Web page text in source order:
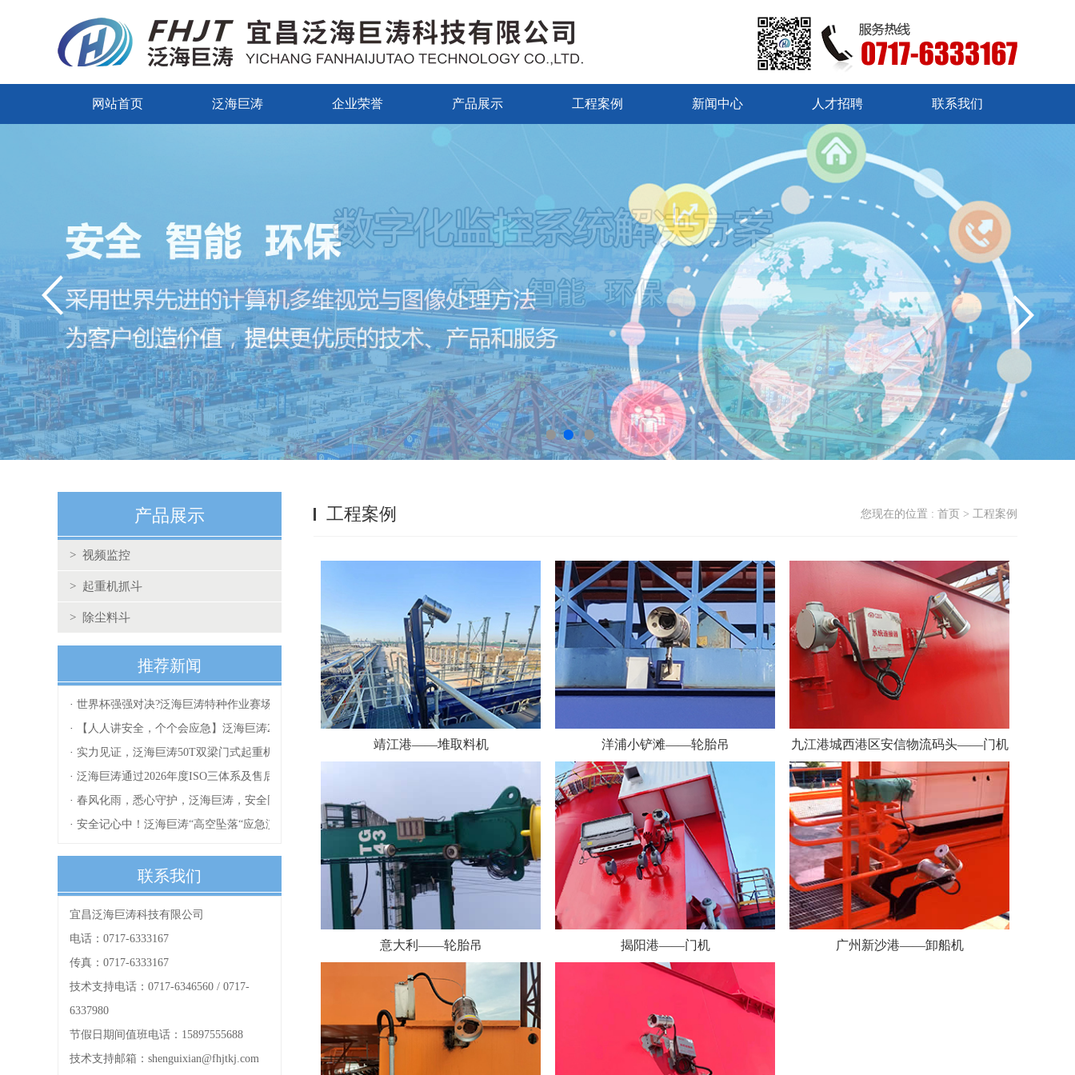
网站首页 泛海巨涛 企业荣誉 产品展示 工程案例 新闻中心 人才招聘 联系我们
1 2 3
产品展示
> 视频监控
> 起重机抓斗
> 除尘料斗
推荐新闻
· 世界杯强强对决?泛海巨涛特种作业赛场上的表现同样出色!
·
【人人讲安全，个个会应急】泛海巨涛2026安全生产月知识竞赛圆满落幕
· 实力见证，泛海巨涛50T双梁门式起重机型式试验圆满完成！
· 泛海巨涛通过2026年度ISO三体系及售后服务体系复审
· 春风化雨，悉心守护，泛海巨涛，安全同行！
· 安全记心中！泛海巨涛“高空坠落“应急演练！
联系我们
宜昌泛海巨涛科技有限公司
电话：0717-6333167
传真：0717-6333167
技术支持电话：0717-6346560 / 0717-
6337980
节假日期间值班电话：15897555688
技术支持邮箱：shenguixian@fhjtkj.com
您现在的位置 : 首页 > 工程案例
工程案例
靖江港——堆取料机 洋浦小铲滩——轮胎吊 九江港城西港区安信物流码头——门机
意大利——轮胎吊 揭阳港——门机 广州新沙港——卸船机